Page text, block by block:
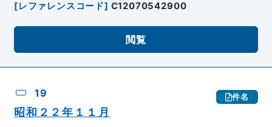
[レファレンスコード] C12070542900
閲覧
19 件名
昭和２２年１１月